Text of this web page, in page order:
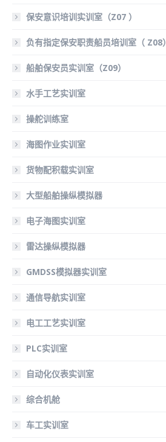
保安意识培训实训室（Z07 ）
负有指定保安职责船员培训室（ Z08）
船舶保安员实训室（Z09）
水手工艺实训室
操舵训练室
海图作业实训室
货物配积载实训室
大型船舶操纵模拟器
电子海图实训室
雷达操纵模拟器
GMDSS模拟器实训室
通信导航实训室
电工工艺实训室
PLC实训室
自动化仪表实训室
综合机舱
车工实训室